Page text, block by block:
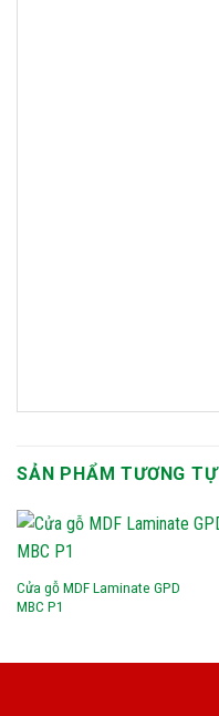
SẢN PHẨM TƯƠNG TỰ
Cửa gỗ MDF Laminate GPD
MBC P1